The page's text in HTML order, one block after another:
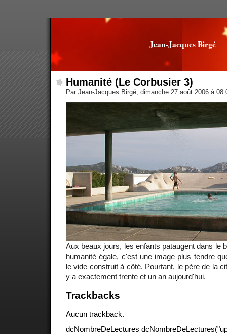
Jean-Jacques Birgé
Humanité (Le Corbusier 3)
Par Jean-Jacques Birgé, dimanche 27 août 2006 à
Aux beaux jours, les enfants pataugent dans le
humanité égale, c'est une image plus tendre
le vide construit à côté. Pourtant, le père de la
y a exactement trente et un an aujourd'hui.
Trackbacks
Aucun trackback.
dcNombreDeLectures